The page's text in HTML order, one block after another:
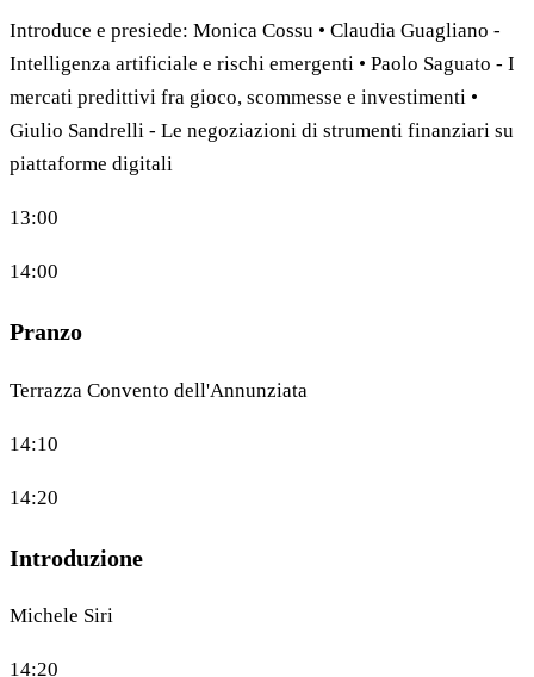
Introduce e presiede: Monica Cossu • Claudia Guagliano -
Intelligenza artificiale e rischi emergenti • Paolo Saguato - I
mercati predittivi fra gioco, scommesse e investimenti •
Giulio Sandrelli - Le negoziazioni di strumenti finanziari su
piattaforme digitali
13:00
14:00
Pranzo
Terrazza Convento dell'Annunziata
14:10
14:20
Introduzione
Michele Siri
14:20